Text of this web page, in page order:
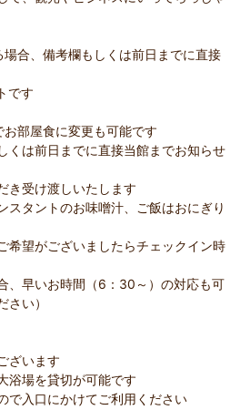
合、備考欄もしくは前日までに直接
です
部屋食に変更も可能です
くは前日までに直接当館までお知らせ
き受け渡しいたします
スタントのお味噌汁、ご飯はおにぎり
希望がございましたらチェックイン時
、早いお時間（6：30～）の対応も可
い）
ざいます
浴場を貸切が可能です
で入口にかけてご利用ください